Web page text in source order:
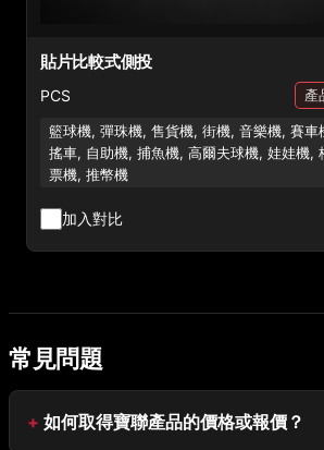
貼片比較式側投
PCS 產
籃球機, 彈珠機, 售貨機, 街機, 音樂機, 賽車
搖車, 自助機, 捕魚機, 高爾夫球機, 娃娃機,
票機, 推幣機
加入對比
常見問題
如何取得寶聯產品的價格或報價？